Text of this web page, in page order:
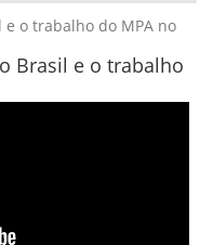
e o trabalho do MPA no
Brasil e o trabalho